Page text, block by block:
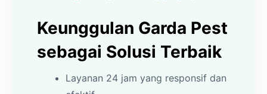
Keunggulan Garda Pest
sebagai Solusi Terbaik
Layanan 24 jam yang responsif dan